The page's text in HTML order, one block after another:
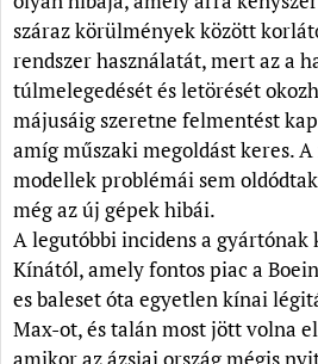
száraz körülmények között
rendszer használatát, mert az a
túlmelegedését és letörését
májusáig szeretne felmentést
amíg műszaki megoldást keres.
modellek problémái sem
még az új gépek hibái.
A legutóbbi incidens a
Kínától, amely fontos piac a
es baleset óta egyetlen kínai
Max-ot, és talán most jött volna
amikor az ázsiai ország mégis